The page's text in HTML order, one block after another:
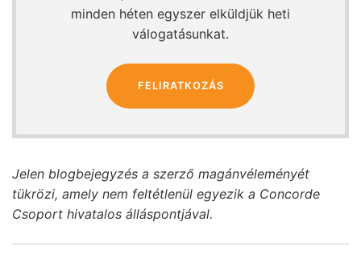
minden héten egyszer elküldjük heti
válogatásunkat.
FELIRATKOZÁS
Jelen blogbejegyzés a szerző magánvéleményét
tükrözi, amely nem feltétlenül egyezik a Concorde
Csoport hivatalos álláspontjával.